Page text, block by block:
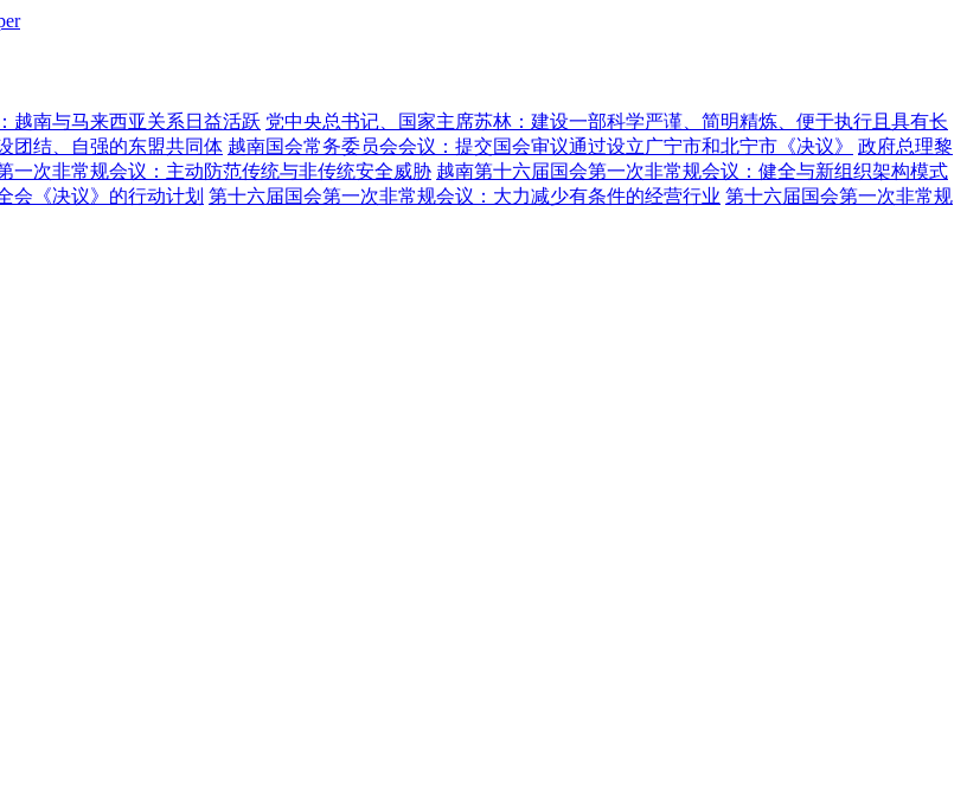
越南与马来西亚关系日益活跃 党中央总书记、国家主席苏林：建设一部科学严谨、简明精炼、便于执行且具有长
团结、自强的东盟共同体 越南国会常务委员会会议：提交国会审议通过设立广宁市和北宁市《决议》
政府总理黎
一次非常规会议：主动防范传统与非传统安全威胁 越南第十六届国会第一次非常规会议：健全与新组织架构模式
会《决议》的行动计划 第十六届国会第一次非常规会议：大力减少有条件的经营行业 第十六届国会第一次非常规